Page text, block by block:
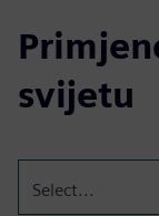
svijetu
Select...